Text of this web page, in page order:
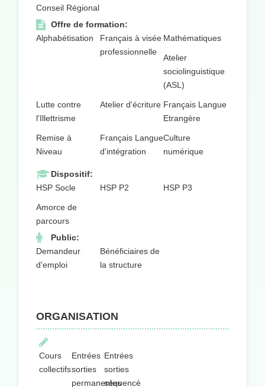
Conseil Régional
Offre de formation:
Alphabétisation
Français à visée
professionnelle
Mathématiques
Atelier
sociolinguistique
(ASL)
Lutte contre
l'Illettrisme
Atelier d'écriture Français Langue
Etrangère
Remise à
Niveau
Français Langue
d'intégration
Culture
numérique
Dispositif:
HSP Socle
HSP P2 HSP P3
Amorce de
parcours
Public:
Demandeur
d'emploi
Bénéficiaires de
la structure
ORGANISATION
Cours
collectifs
Entrées
sorties
permanentes
Entrées
sorties
séquencées